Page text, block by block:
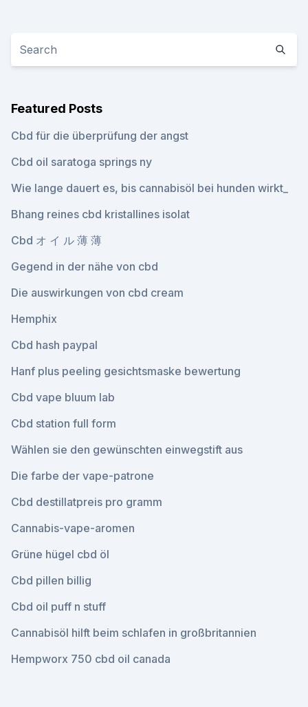
Featured Posts
Cbd für die überprüfung der angst
Cbd oil saratoga springs ny
Wie lange dauert es, bis cannabisöl bei hunden wirkt_
Bhang reines cbd kristallines isolat
Cbd オ イ ル 薄 薄
Gegend in der nähe von cbd
Die auswirkungen von cbd cream
Hemphix
Cbd hash paypal
Hanf plus peeling gesichtsmaske bewertung
Cbd vape bluum lab
Cbd station full form
Wählen sie den gewünschten einwegstift aus
Die farbe der vape-patrone
Cbd destillatpreis pro gramm
Cannabis-vape-aromen
Grüne hügel cbd öl
Cbd pillen billig
Cbd oil puff n stuff
Cannabisöl hilft beim schlafen in großbritannien
Hempworx 750 cbd oil canada